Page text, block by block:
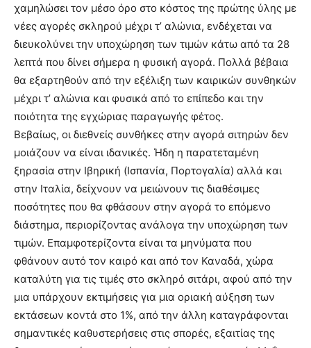
χαμηλώσει τον μέσο όρο στο κόστος της πρώτης ύλης με
νέες αγορές σκληρού μέχρι τ’ αλώνια, ενδέχεται να
διευκολύνει την υποχώρηση των τιμών κάτω από τα 28
λεπτά που δίνει σήμερα η φυσική αγορά. Πολλά βέβαια
θα εξαρτηθούν από την εξέλιξη των καιρικών συνθηκών
μέχρι τ’ αλώνια και φυσικά από το επίπεδο και την
ποιότητα της εγχώριας παραγωγής φέτος.
Βεβαίως, οι διεθνείς συνθήκες στην αγορά σιτηρών δεν
μοιάζουν να είναι ιδανικές. Ήδη η παρατεταμένη
ξηρασία στην Ιβηρική (Ισπανία, Πορτογαλία) αλλά και
στην Ιταλία, δείχνουν να μειώνουν τις διαθέσιμες
ποσότητες που θα φθάσουν στην αγορά το επόμενο
διάστημα, περιορίζοντας ανάλογα την υποχώρηση των
τιμών. Επαμφοτερίζοντα είναι τα μηνύματα που
φθάνουν αυτό τον καιρό και από τον Καναδά, χώρα
καταλύτη για τις τιμές στο σκληρό σιτάρι, αφού από την
μια υπάρχουν εκτιμήσεις για μια οριακή αύξηση των
εκτάσεων κοντά στο 1%, από την άλλη καταγράφονται
σημαντικές καθυστερήσεις στις σπορές, εξαιτίας της